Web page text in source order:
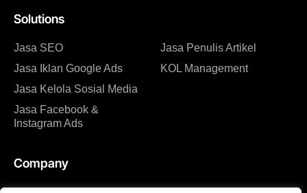
Solutions
Jasa SEO
Jasa Iklan Google Ads
Jasa Kelola Sosial Media
Jasa Facebook &
Instagram Ads
Jasa Penulis Artikel
KOL Management
Company